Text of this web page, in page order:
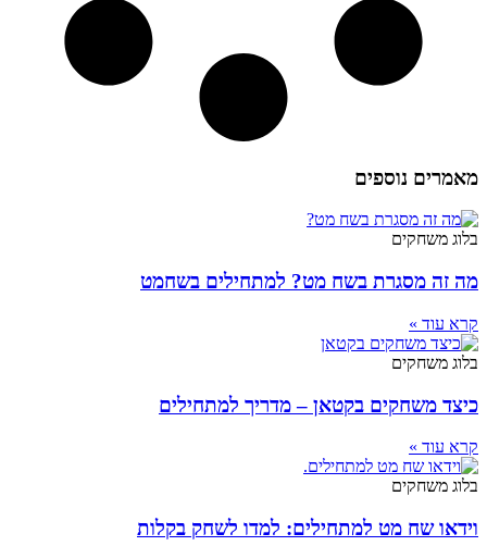
מאמרים נוספים
בלוג משחקים
מה זה מסגרת בשח מט? למתחילים בשחמט
קרא עוד »
בלוג משחקים
כיצד משחקים בקטאן – מדריך למתחילים
קרא עוד »
בלוג משחקים
וידאו שח מט למתחילים: למדו לשחק בקלות